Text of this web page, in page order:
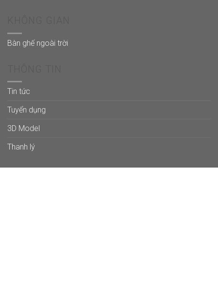
Bàn ghế ngoài trời
Tin tức
Tuyển dụng
3D Model
Thanh lý